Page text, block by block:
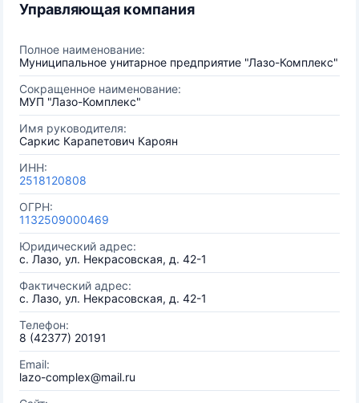
Управляющая компания
Полное наименование:
Муниципальное унитарное предприятие "Лазо-Комплекс"
Сокращенное наименование:
МУП "Лазо-Комплекс"
Имя руководителя:
Саркис Карапетович Кароян
ИНН:
2518120808
ОГРН:
1132509000469
Юридический адрес:
с. Лазо, ул. Некрасовская, д. 42-1
Фактический адрес:
с. Лазо, ул. Некрасовская, д. 42-1
Телефон:
8 (42377) 20191
Email:
lazo-complex@mail.ru